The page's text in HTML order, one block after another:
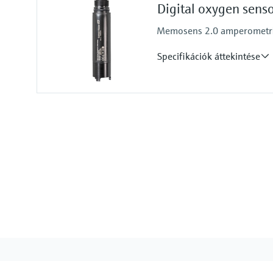
Digital oxygen
Memosens 2.0
Specifikációk áttekintése